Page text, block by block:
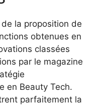
la proposition de
obtenues en
classées
par le magazine
en Beauty Tech.
parfaitement la